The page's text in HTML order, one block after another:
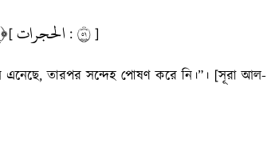
[ الحجرات : ١٥]
এনেছে, তারপর সন্দেহ পোষণ করে নি।”। [সূরা আল-